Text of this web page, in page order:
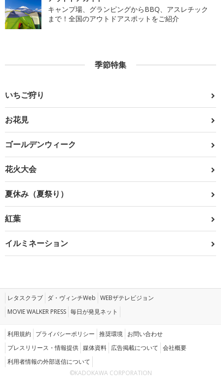
キャンプ場、グランピングからBBQ、アスレチック
まで！全国のアウトドアスポットをご紹介
季節特集
いちご狩り
お花見
ゴールデンウィーク
花火大会
夏休み（夏祭り）
紅葉
イルミネーション
レタスクラブ ダ・ヴィンチWeb WEBザテレビジョン
MOVIE WALKER PRESS 毎日が発見ネット
利用規約 プライバシーポリシー 推奨環境 お問い合わせ
プレスリリース・情報提供 媒体資料 広告掲載について 会社概要
利用者情報の外部送信について
©KADOKAWA CORPORATION